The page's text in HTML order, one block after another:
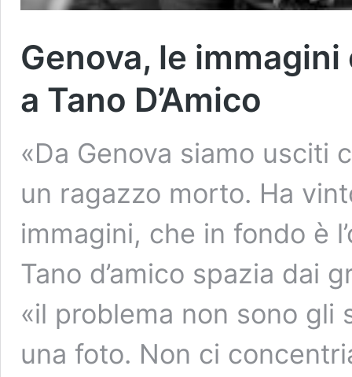
Genova, le
a Tano D’Amico
«Da Genova siamo usciti
un ragazzo morto. Ha
immagini, che in fondo è
Tano d’amico spazia dai
«il problema non sono gli
una foto. Non ci